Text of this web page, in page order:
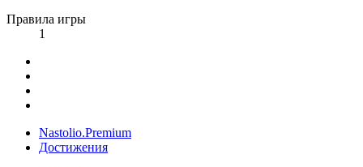
Правила игры
1
Nastolio.Premium
Достижения